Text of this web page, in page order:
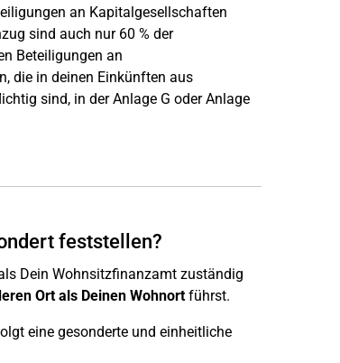
an Kapitalgesellschaften
sind auch nur 60 % der
Beteiligungen an
die in deinen Einkünften aus
sind, in der Anlage G oder Anlage
feststellen?
Dein Wohnsitzfinanzamt zuständig
Ort als Deinen Wohnortführst.
eine gesonderte und einheitliche